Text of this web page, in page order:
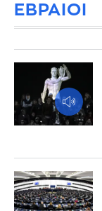
ΕΒΡΑΙΟΙ